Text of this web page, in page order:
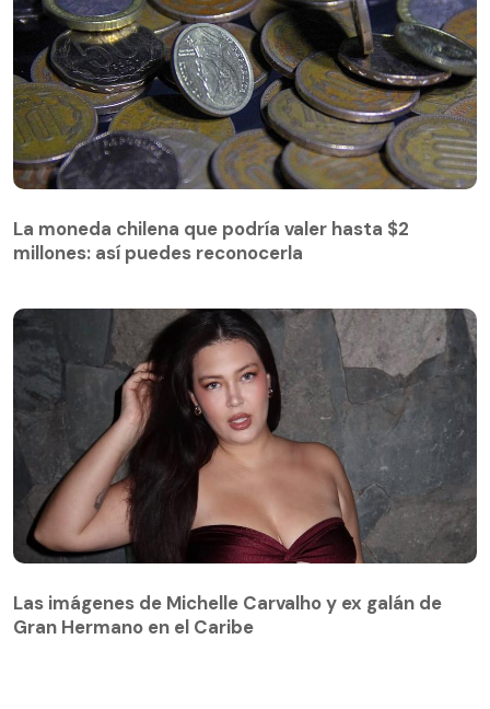
La moneda chilena que podría valer hasta $2
millones: así puedes reconocerla
Las imágenes de Michelle Carvalho y ex galán de
Gran Hermano en el Caribe